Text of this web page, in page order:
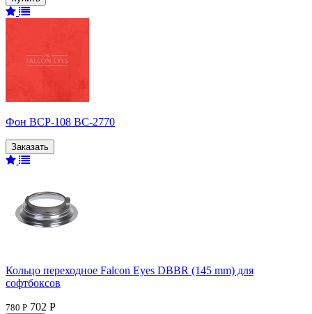
Фон BCP-108 BC-2770
Кольцо переходное Falcon Eyes DBBR (145 mm) для
софтбоксов
780 Р 702 Р